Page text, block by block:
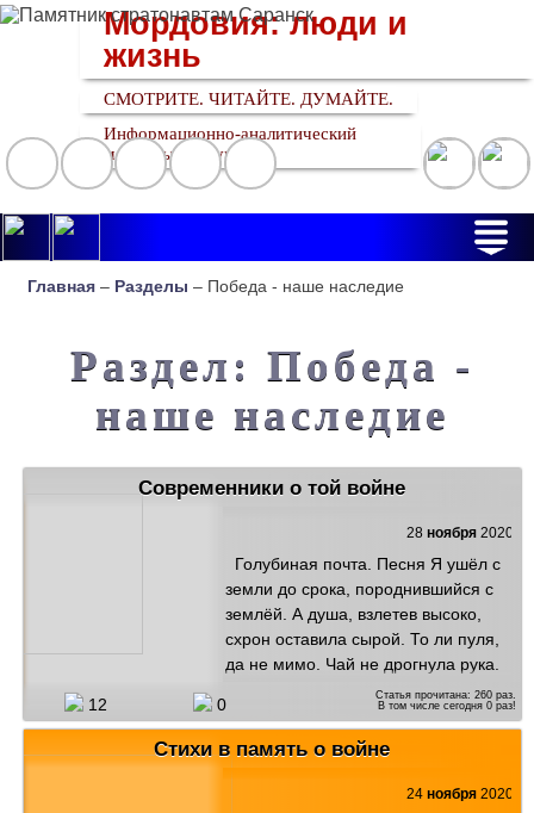
Мордовия: люди и
жизнь
СМОТРИТЕ. ЧИТАЙТЕ. ДУМАЙТЕ.
Информационно-аналитический
медийный ресурс
Главная – Разделы – Победа - наше наследие
Раздел: Победа -
наше наследие
Современники о той войне
28 ноября2020
Голубиная почта. Песня Я ушёл с
земли до срока, породнившийся с
землёй. А душа, взлетев высоко,
схрон оставила сырой. То ли пуля,
да не мимо. Чай не дрогнула рука.
Моё сердце прострелила, мир
закрыли облака. Голубь, голубь.
Голубь белый! Ты рождён не для
войны. Перед ворогом не смелый,
виноватый без вины. А война ушла
12 0
Статья прочитана: 260раз.
В том числе сегодня 0раз!
Стихи в память о войне
24 ноября2020